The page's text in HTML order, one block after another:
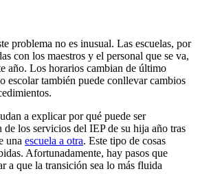
problema no es inusual. Las escuelas, por
con los maestros y el personal que se va,
año. Los horarios cambian de último
escolar también puede conllevar cambios
a explicar por qué puede ser
los servicios del IEP de su hija año tras
una escuela a otra. Este tipo de cosas
Afortunadamente, hay pasos que
a que la transición sea lo más fluida